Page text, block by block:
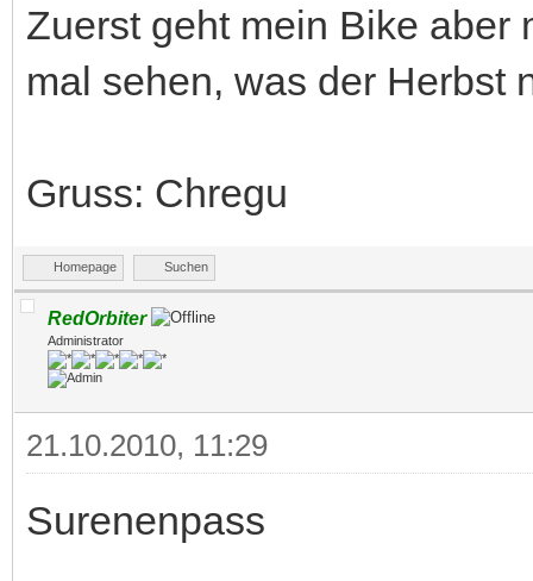
Zuerst geht mein Bike aber
mal sehen, was der Herbst
Gruss: Chregu
Homepage Suchen
RedOrbiter
Administrator
21.10.2010, 11:29
Surenenpass